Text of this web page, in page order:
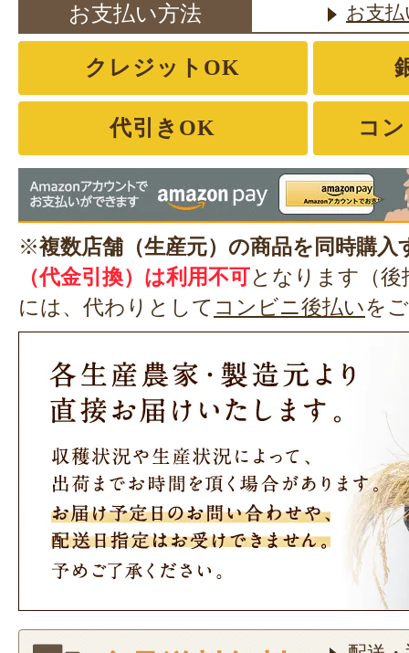
お支払い方法 お支
クレジットOK
代引きOK コ
※複数店舗（生産元）の商品を同時購入
（代金引換）は利用不可 となります（
には、代わりとして コンビニ後払いを